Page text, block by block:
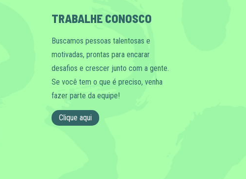
TRABALHE CONOSCO
Buscamos pessoas talentosas e
motivadas, prontas para encarar
desafios e crescer junto com a gente.
Se você tem o que é preciso, venha
fazer parte da equipe!
Clique aqui